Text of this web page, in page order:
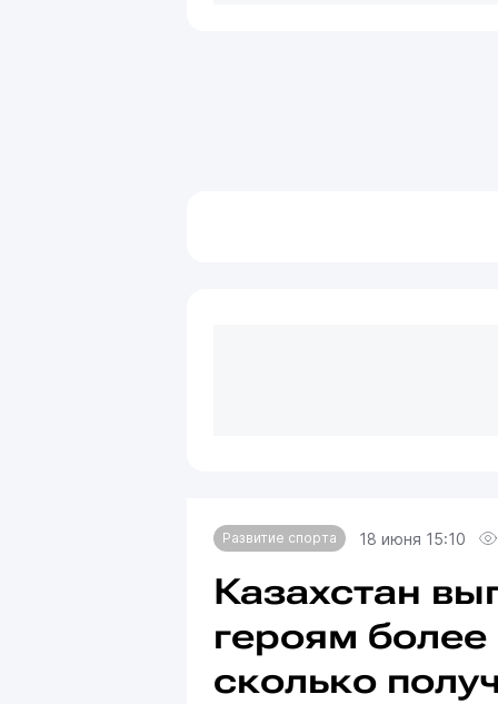
Развитие спорта 18 июня 15:10
Казахстан
героям
сколько